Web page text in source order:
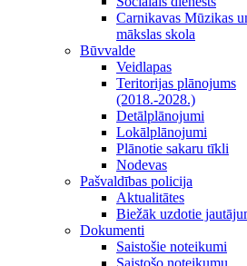
Carnikavas Mūzikas
mākslas skola
Būvvalde
Veidlapas
Teritorijas plānojums
(2018.-2028.)
Detālplānojumi
Lokālplānojumi
Plānotie sakaru tīkli
Nodevas
Pašvaldības policija
Aktualitātes
Biežāk uzdotie
Dokumenti
Saistošie noteikumi